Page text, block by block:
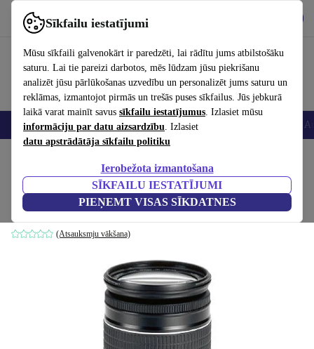
Sīkfailu iestatījumi
Mūsu sīkfaili galvenokārt ir paredzēti, lai rādītu jums atbilstošāku
saturu. Lai tie pareizi darbotos, mēs lūdzam jūsu piekrišanu
analizēt jūsu pārlūkošanas uzvedību un personalizēt jums saturu un
reklāmas, izmantojot pirmās un trešās puses sīkfailus. Jūs jebkurā
laikā varat mainīt savus sīkfailu iestatījumus. Izlasiet mūsu
informāciju par datu aizsardzību. Izlasiet
datu apstrādātāja sīkfailu politiku
Ierobežota izmantošana
SĪKFAILU IESTATĪJUMI
PIEŅEMT VISAS SĪKDATNES
Izmantojiet refurbed ātri un viegli
Viedtālruņi Portatīvie datori Planšetes Viedpulksteņi
Canon EF 28–200 mm 3,5–5,6 USM
Melna
(Atsauksmju vākšana)